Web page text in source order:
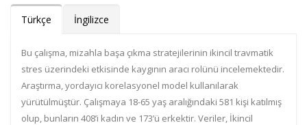
Türkçe İngilizce
Bu çalışma, mizahla başa çıkma stratejilerinin ikincil travmatik
stres üzerindeki etkisinde kaygının aracı rolünü incelemektedir.
Araştırma, yordayıcı korelasyonel model kullanılarak
yürütülmüştür. Çalışmaya 18-65 yaş aralığındaki 581 kişi katılmış
olup, bunların 408’i kadın ve 173’ü erkektir. Veriler, İkincil